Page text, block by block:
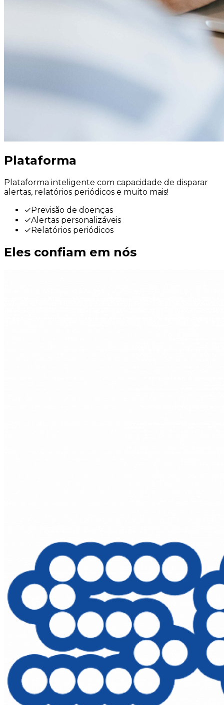
Plataforma
Plataforma inteligente com capacidade de disparar
alertas, relatórios periódicos e muito mais!
✓ Previsão de doenças
✓Alertas personalizáveis
✓ Relatórios periódicos
Eles confiam em nós